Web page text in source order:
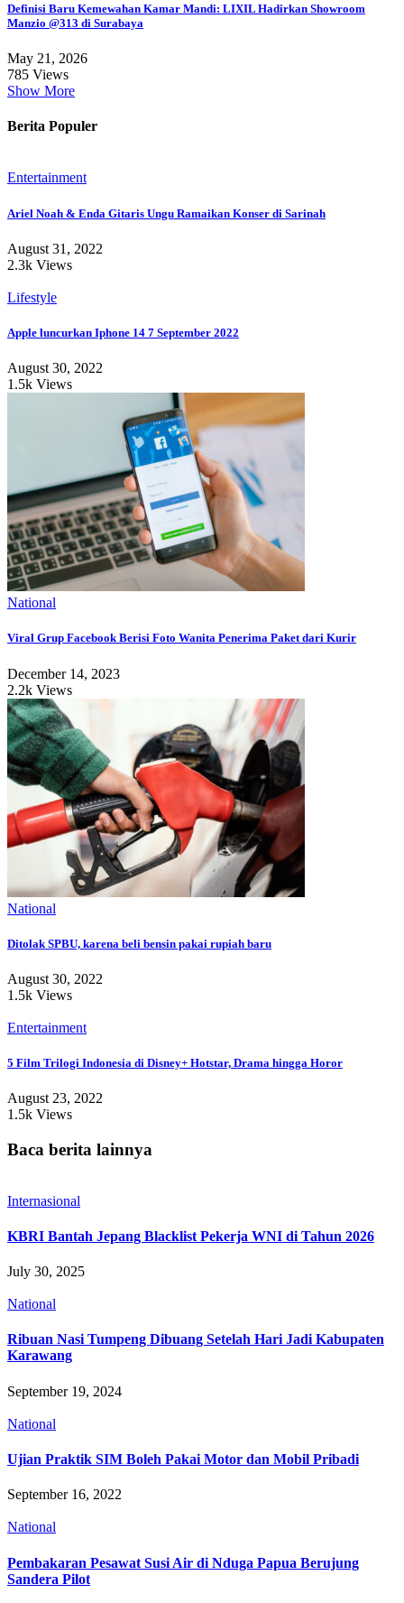
Definisi Baru Kemewahan Kamar Mandi: LIXIL Hadirkan Showroom
Manzio @313 di Surabaya
May 21, 2026
785 Views
Show More
Berita Populer
Entertainment
Ariel Noah & Enda Gitaris Ungu Ramaikan Konser di Sarinah
August 31, 2022
2.3k Views
Lifestyle
Apple luncurkan Iphone 14 7 September 2022
August 30, 2022
1.5k Views
National
Viral Grup Facebook Berisi Foto Wanita Penerima Paket dari Kurir
December 14, 2023
2.2k Views
National
Ditolak SPBU, karena beli bensin pakai rupiah baru
August 30, 2022
1.5k Views
Entertainment
5 Film Trilogi Indonesia di Disney+ Hotstar, Drama hingga Horor
August 23, 2022
1.5k Views
Baca berita lainnya
Internasional
KBRI Bantah Jepang Blacklist Pekerja WNI di Tahun 2026
July 30, 2025
National
Ribuan Nasi Tumpeng Dibuang Setelah Hari Jadi Kabupaten
Karawang
September 19, 2024
National
Ujian Praktik SIM Boleh Pakai Motor dan Mobil Pribadi
September 16, 2022
National
Pembakaran Pesawat Susi Air di Nduga Papua Berujung
Sandera Pilot